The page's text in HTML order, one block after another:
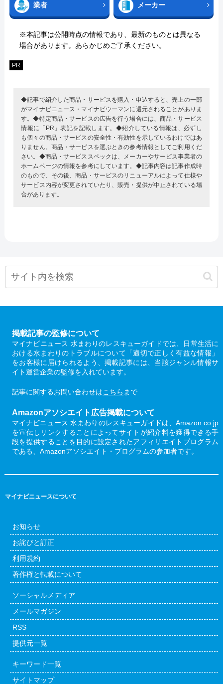
業者 メーカー
※本記事は公開時点の情報であり、最新のものとは異なる
場合があります。あらかじめご了承ください。
PR
◆記事で紹介した商品・サービスを購入・申込すると、売上の一部
がマイナビニュース・マイナビウーマンに還元されることがありま
す。◆特定商品・サービスの広告を行う場合には、商品・サービス
情報に「PR」表記を記載します。◆紹介している情報は、必ずし
も個々の商品・サービスの安全性・有効性を示しているわけではあ
りません。商品・サービスを選ぶときの参考情報としてご利用くだ
さい。◆商品・サービススペックは、メーカーやサービス事業者の
ホームページの情報を参考にしています。◆記事内容は記事作成時
のもので、その後、商品・サービスのリニューアルによって仕様や
サービス内容が変更されていたり、販売・提供が中止されている場
合があります。
掲載記事の監修について
マイナビニュース 水まわりのレスキューガイドでは、日常生活に
おける水まわりのトラブルについて「適切で正しく有益な情報」
をお客様に届けられるよう、掲載記事には、当該ジャンル情報サ
イト運営企業の監修を入れています。
記事に関するお問い合わせはこちら まで
Amazonアソシエイト広告掲載について
マイナビニュース 水まわりのレスキューガイドは、Amazon.co.jp
を宣伝しリンクすることによってサイトが紹介料を獲得できる手
段を提供することを目的に設定されたアフィリエイトプログラム
である、Amazonアソシエイト・プログラムの参加者です。
マイナビニュースについて
お知らせ
お詫びと訂正
利用規約
著作権と転載について
ソーシャルメディア
メールマガジン
RSS
提供元一覧
キーワード一覧
サイトマップ